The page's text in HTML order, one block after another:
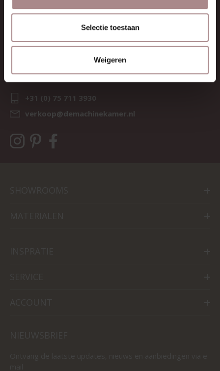
Selectie toestaan
Weigeren
CONTACT
Sav & Økse is een onderdeel van
De Machinekamer
KvK:
IBAN:NL21 RABO 0126 3237 47
+31 (0) 75 711 3930
verkoop@demachinekamer.nl